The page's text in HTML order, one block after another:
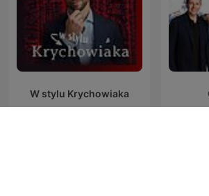
W stylu Krychowiaka